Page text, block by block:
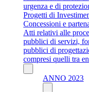
urgenza e di
Progetti di
Concessioni e
Atti relativi alle
pubblici di servizi,
pubblici di
compresi quelli tra
ANNO 2023